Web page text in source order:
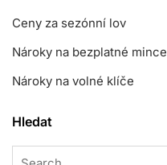
Ceny za sezónní lov
Nároky na bezplatné mince
Nároky na volné klíče
Hledat